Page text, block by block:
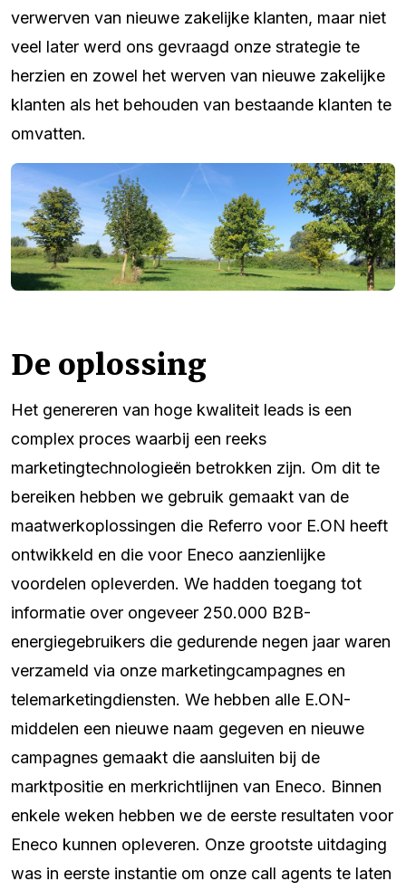
verwerven van nieuwe zakelijke klanten, maar niet
veel later werd ons gevraagd onze strategie te
herzien en zowel het werven van nieuwe zakelijke
klanten als het behouden van bestaande klanten te
omvatten.
De oplossing
Het genereren van hoge kwaliteit leads is een
complex proces waarbij een reeks
marketingtechnologieën betrokken zijn. Om dit te
bereiken hebben we gebruik gemaakt van de
maatwerkoplossingen die Referro voor E.ON heeft
ontwikkeld en die voor Eneco aanzienlijke
voordelen opleverden. We hadden toegang tot
informatie over ongeveer 250.000 B2B-
energiegebruikers die gedurende negen jaar waren
verzameld via onze marketingcampagnes en
telemarketingdiensten. We hebben alle E.ON-
middelen een nieuwe naam gegeven en nieuwe
campagnes gemaakt die aansluiten bij de
marktpositie en merkrichtlijnen van Eneco. Binnen
enkele weken hebben we de eerste resultaten voor
Eneco kunnen opleveren. Onze grootste uitdaging
was in eerste instantie om onze call agents te laten